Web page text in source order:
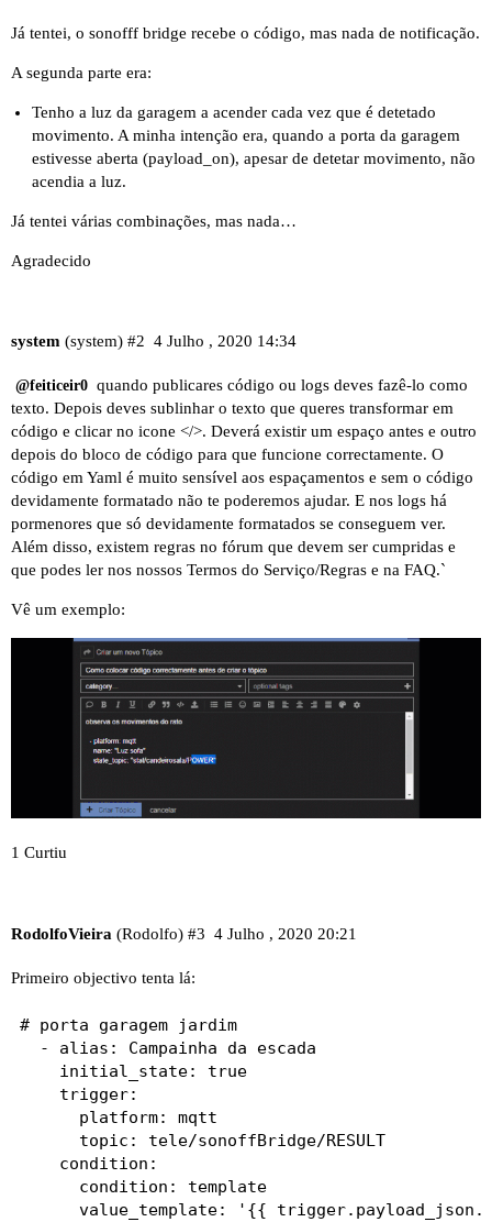
Já tentei, o sonofff bridge recebe o código, mas nada de notificação.
A segunda parte era:
Tenho a luz da garagem a acender cada vez que é detetado
movimento. A minha intenção era, quando a porta da garagem
estivesse aberta (payload_on), apesar de detetar movimento, não
acendia a luz.
Já tentei várias combinações, mas nada…
Agradecido
system (system) 4 Julho , 2020 14:34
#2
@feiticeir0 quando publicares código ou logs deves fazê-lo como
texto. Depois deves sublinhar o texto que queres transformar em
código e clicar no icone </>. Deverá existir um espaço antes e outro
depois do bloco de código para que funcione correctamente. O
código em Yaml é muito sensível aos espaçamentos e sem o código
devidamente formatado não te poderemos ajudar. E nos logs há
pormenores que só devidamente formatados se conseguem ver.
Além disso, existem regras no fórum que devem ser cumpridas e
que podes ler nos nossos Termos do Serviço/Regras e na FAQ.`
Vê um exemplo:
1 Curtiu
RodolfoVieira (Rodolfo) 4 Julho , 2020 20:21
#3
Primeiro objectivo tenta lá:
# porta garagem jardim
  - alias: Campainha da escada
    initial_state: true
    trigger:
      platform: mqtt
      topic: tele/sonoffBridge/RESULT
    condition:
      condition: template
value_template: '{{